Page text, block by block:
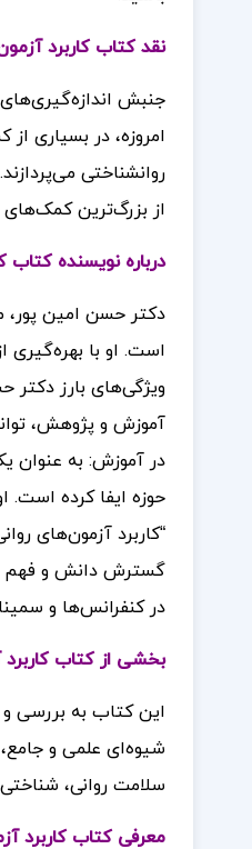
نقد کتاب کاربرد
جنبش
امروزه، در بسیاری
روانشناختی
از بزرگ‌ترین
درباره نویسنده
دکتر حسن امین پور،
است. او با بهره‌گیری
ویژگی‌های بارز دکتر
آموزش و پژوهش،
در آموزش: به عنوان
حوزه ایفا کرده
“کاربرد آزمون‌های
گسترش دانش و فهم
در کنفرانس‌ها و
بخشی از کتاب
این کتاب به بررسی و
شیوه‌ای علمی و
سلامت روانی،
معرفی کتاب کاربرد